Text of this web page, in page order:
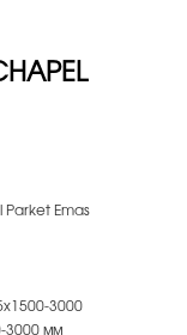
Emas
3000
3000 мм